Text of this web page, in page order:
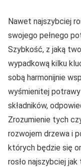
Nawet najszybciej
swojego pełnego
Szybkość, z jaką
wypadkową kilku
sobą harmonijnie
wyśmienitej
składników,
Zrozumienie tych
rozwojem drzewa i
których będzie się
rosło najszybciej